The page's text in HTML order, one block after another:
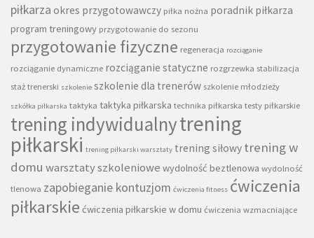
piłkarza okres przygotowawczy piłka nożna poradnik piłkarza
program treningowy przygotowanie do sezonu
przygotowanie fizyczne regeneracja rozciąganie
rozciąganie dynamiczne rozciąganie statyczne rozgrzewka stabilizacja
staż trenerski szkolenie szkolenie dla trenerów szkolenie młodzieży
szkółka piłkarska taktyka taktyka piłkarska technika piłkarska testy piłkarskie
trening indywidualnytrening
piłkarski trening piłkarski warsztaty trening siłowy trening w
domu warsztaty szkoleniowe wydolność beztlenowa wydolność
tlenowa zapobieganie kontuzjom ćwiczenia fitness ćwiczenia
piłkarskie ćwiczenia piłkarskie w domu ćwiczenia wzmacniające